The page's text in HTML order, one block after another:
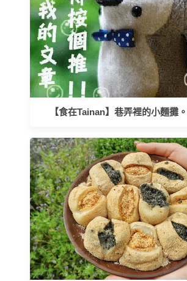
【食在Tainan】巷弄裡的小麵攤